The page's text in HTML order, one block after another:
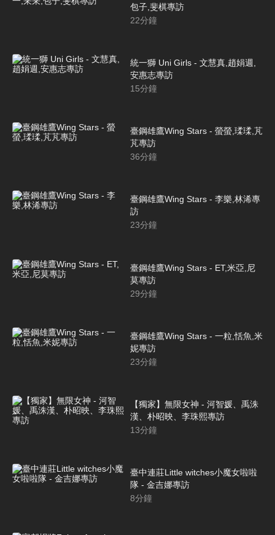
包子,斐棋專訪
22分鐘
統一獅 Uni Girls - 文慧真,趙娟週,
安惠志專訪
15分鐘
臺鋼雄鷹Wing Stars - 螢螢,瑈瑈,芃
芃專訪
36分鐘
臺鋼雄鷹Wing Stars - 李樂,林浠專
訪
23分鐘
臺鋼雄鷹Wing Stars - ET,米亞,尼
莫專訪
29分鐘
臺鋼雄鷹Wing Stars - 一粒,恬魚,米
妮專訪
23分鐘
【獨家】無限女神 - 河智媛、禹洙
漢、朴昭映、李珠熙專訪
13分鐘
臺中連莊Little witches小魔女啦啦
隊 - 金吉娜專訪
8分鐘